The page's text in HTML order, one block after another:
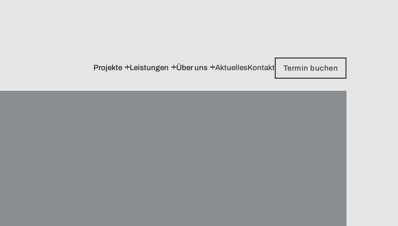
Projekte Leistungen Über uns AktuellesKontakt Termin buchen